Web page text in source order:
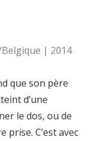
| 2014
que son père
d’une
le dos, ou de
prise. C’est avec